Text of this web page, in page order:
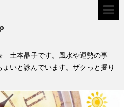
土本晶子です。風水や運勢の事
いと詠んでいます。ザクっと掘り